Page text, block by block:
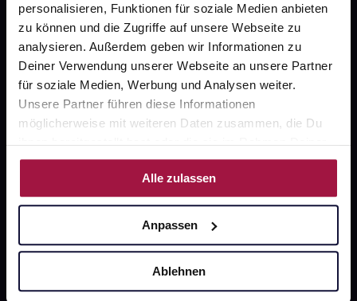
personalisieren, Funktionen für soziale Medien anbieten
zu können und die Zugriffe auf unsere Webseite zu
analysieren. Außerdem geben wir Informationen zu
Deiner Verwendung unserer Webseite an unsere Partner
für soziale Medien, Werbung und Analysen weiter.
Unsere Partner führen diese Informationen
möglicherweise mit weiteren Daten zusammen, die Du
ihnen bereitgestellt hast oder die sie im Rahmen Deiner
Nutzung der Dienste gesammelt haben.
Alle zulassen
Anpassen
Ablehnen
Unsere Vorteile
Ausgewählte Wunschprodukte sofort abholbereit
Lieferung für sofort verfügbare Artikel meist am
Freie Wahl der Apotheke
Große Auswahl an Apotheken
Software Made in Germany